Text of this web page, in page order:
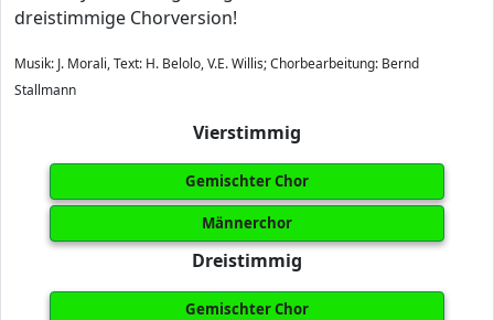
dreistimmige Chorversion!
Musik: J. Morali, Text: H. Belolo, V.E. Willis; Chorbearbeitung: Bernd
Stallmann
Vierstimmig
Gemischter Chor
Männerchor
Dreistimmig
Gemischter Chor